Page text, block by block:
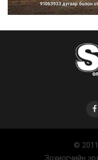
Автомашины улсын
тоогоор төгссөн бо...
Улаанбаатарт өдөртөө
©
Зохиогчийн